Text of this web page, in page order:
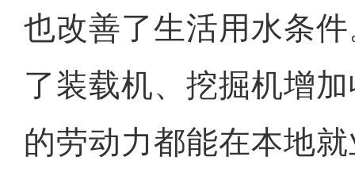
也改善了生活用水条
了装载机、挖掘机增
的劳动力都能在本地